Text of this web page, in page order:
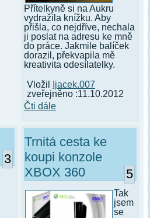
Přítelkyně si na Aukru
vydražila knížku. Aby
přišla, co nejdříve, nechala
ji poslat na adresu ke mně
do práce. Jakmile balíček
dorazil, překvapila mě
kreativita odesílatelky.
Vložil
Ijacek.007
zveřejněno :11.10.2012
Čti dále
3
Trnitá cesta ke
koupi konzole
XBOX 360
5
Tak
jsem
se